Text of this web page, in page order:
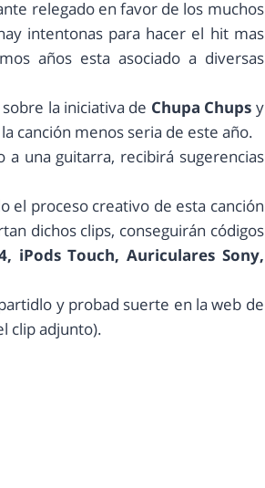
relegado en favor de los muchos
intentonas para hacer el hit mas
años esta asociado a diversas
la iniciativa de Chupa Chups y
canción menos seria de este año.
una guitarra, recibirá sugerencias
el proceso creativo de esta canción
dichos clips, conseguirán códigos
iPods Touch, Auriculares Sony,
y probad suerte en la web de
clip adjunto).